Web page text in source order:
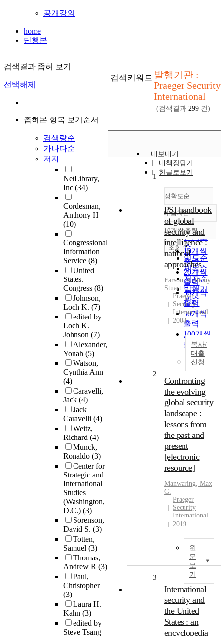
공개강의
home
단행본
검색결과 좁혀 보기
선택해제
좁혀본 항목 보기순서
검색량순
가나다순
저자
NetLibrary,
Inc (34)
Cordesman,
Anthony H
(10)
Congressional
Information
Service (8)
United
States.
Congress (8)
Johnson,
Loch K. (7)
edited by
Loch K.
Johnson (7)
Alexander,
Yonah (5)
Watson,
Cynthia Ann
(4)
Caravelli,
Jack (4)
Jack
Caravelli (4)
Weitz,
Richard (4)
Munck,
Ronaldo (3)
Center for
Strategic and
International
Studies
(Washington,
D.C.) (3)
Sorenson,
David S. (3)
Totten,
Samuel (3)
Thomas,
Andrew R (3)
Paul,
Christopher
(3)
Laura H.
Kahn (3)
edited by
Steve Tsang
검색키워드 발행기관 :
Praeger Security
International
(검색결과 299 건)
내보내기
내책장담기
한글로보기
정확도순
정확도
순
인기도
순
연도순
제목순
저자순
발행기
관순
내림차순
내림차순
10개씩 출력
10개씩
출력
20개씩
출력
30개씩
출력
50개씩
출력
100개씩
출력
조회
1
PSI handbook
of global
security and
intelligence :
national
approaches
Farson, Anthony
Stuart
Praeger
Security
International
2008
복사/
대출
신청
2
Confronting
the evolving
global security
landscape :
lessons from
the past and
present
[electronic
resource]
Manwaring, Max
G.
Praeger
Security
International
2019
원
문
보
기
3
International
security and
the United
States : an
encyclopedia